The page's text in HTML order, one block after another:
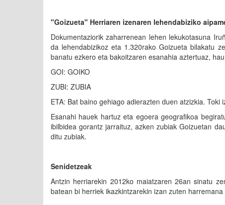
"Goizueta" Herriaren izenaren lehendabiziko
Dokumentaziorik zaharrenean lehen lekukotasuna
da lehendabizikoz eta 1.320rako Goizueta bilakatu
banatu ezkero eta bakoitzaren esanahia aztertuaz,
GOI: GOIKO
ZUBI: ZUBIA
ETA: Bat baino gehiago adierazten duen atzizkia.
Esanahi hauek hartuz eta egoera geografikoa
ibilbidea gorantz jarraituz, azken zubiak Goizuetan
ditu zubiak.
Senidetzeak
Antzin herriarekin 2012ko maiatzaren 26an sinatu
batean bi herriek ikazkintzarekin izan zuten